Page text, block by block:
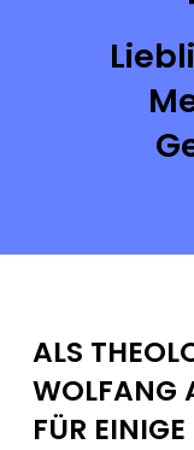
ALS
WOLFANG
FÜR